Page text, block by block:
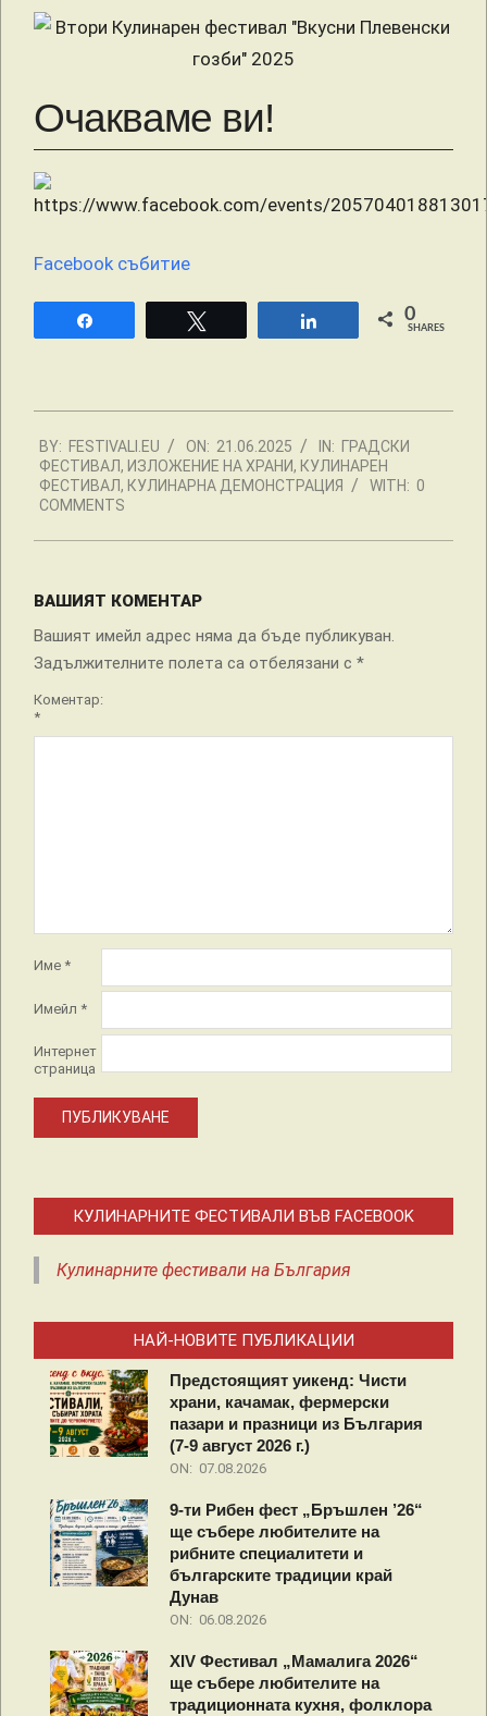
Очакваме ви!
Facebook събитие
0
SHARES
06-
21
BY: FESTIVALI.EU ON: 21.06.2025 IN: ГРАДСКИ
ФЕСТИВАЛ, ИЗЛОЖЕНИЕ НА ХРАНИ, КУЛИНАРЕН
ФЕСТИВАЛ, КУЛИНАРНА ДЕМОНСТРАЦИЯ WITH: 0
COMMENTS
ВАШИЯТ КОМЕНТАР
Вашият имейл адрес няма да бъде публикуван.
Задължителните полета са отбелязани с *
Коментар:
*
Име *
Имейл *
Интернет
страница
КУЛИНАРНИТЕ ФЕСТИВАЛИ ВЪВ FACEBOOK
Кулинарните фестивали на България
НАЙ-НОВИТЕ ПУБЛИКАЦИИ
Предстоящият уикенд: Чисти
храни, качамак, фермерски
пазари и празници из България
(7-9 август 2026 г.)
ON: 07.08.2026
9-ти Рибен фест „Бръшлен ’26“
ще събере любителите на
рибните специалитети и
българските традиции край
Дунав
ON: 06.08.2026
XIV Фестивал „Мамалига 2026“
ще събере любителите на
традиционната кухня, фолклора